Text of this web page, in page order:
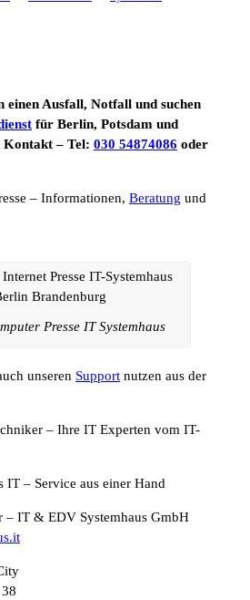
einen Ausfall, Notfall und suchen
für Berlin, Potsdam und
Kontakt – Tel: 030 54874086 oder
– Informationen, Beratung und
Presse IT Systemhaus
unseren Support nutzen aus der
– Ihre IT Experten vom IT-
IT – Service aus einer Hand
– IT & EDV Systemhaus GmbH